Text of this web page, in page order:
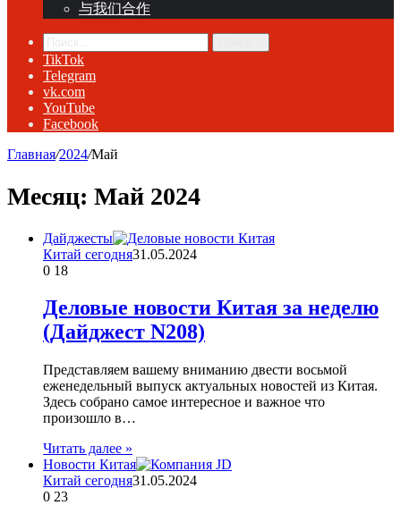
与我们合作
TikTok
Telegram
vk.com
YouTube
Facebook
Главная/2024/Май
Месяц: Май 2024
Дайджесты
Китай сегодня31.05.2024
0 18
Деловые новости Китая за неделю
(Дайджест N208)
Представляем вашему вниманию двести восьмой
еженедельный выпуск актуальных новостей из Китая.
Здесь собрано самое интересное и важное что
произошло в…
Читать далее »
Новости Китая
Китай сегодня31.05.2024
0 23